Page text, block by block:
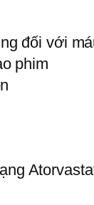
đối với
phim